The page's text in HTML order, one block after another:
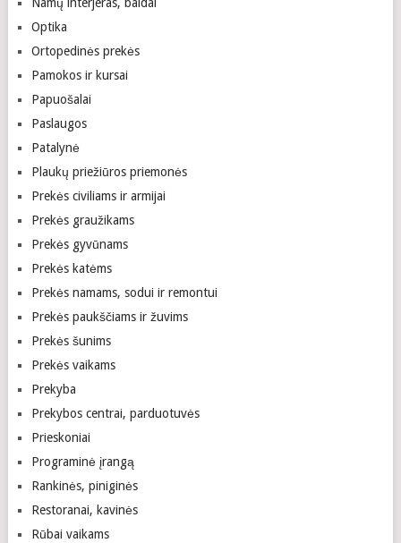
Optika
Ortopedinės prekės
Pamokos ir kursai
Papuošalai
Paslaugos
Patalynė
Plaukų priežiūros priemonės
Prekės civiliams ir armijai
Prekės graužikams
Prekės gyvūnams
Prekės katėms
Prekės namams, sodui ir remontui
Prekės paukščiams ir žuvims
Prekės šunims
Prekės vaikams
Prekyba
Prekybos centrai, parduotuvės
Prieskoniai
Programinė įrangą
Rankinės, piniginės
Restoranai, kavinės
Rūbai vaikams